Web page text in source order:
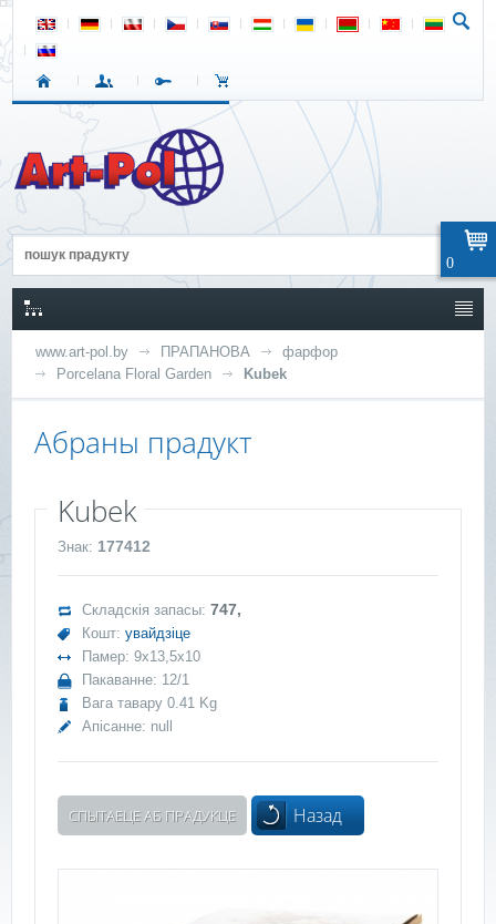
www.art-pol.by ПРАПАНОВА
фарфор
Porcelana Floral Garden
Kubek
Абраны прадукт
Kubek
Знак: 177412
Складскія запасы:747,
Кошт:увайдзіце
Памер: 9x13,5x10
Пакаванне: 12/1
Вага тавару 0.41 Kg
Апісанне: null
СПЫТАЕЦЕ АБ ПРАДУКЦЕ Назад
0